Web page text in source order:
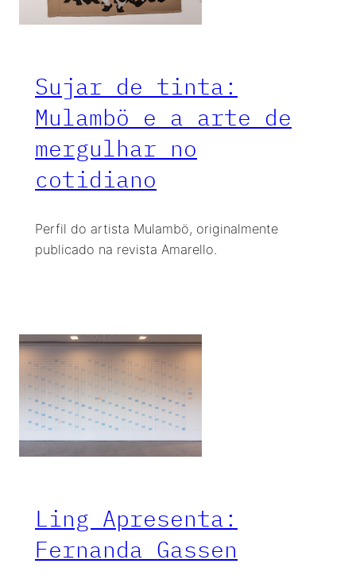
Sujar de tinta:
Mulambö e a arte de
mergulhar no
cotidiano
Perfil do artista Mulambö, originalmente
publicado na revista Amarello.
Ling Apresenta:
Fernanda Gassen